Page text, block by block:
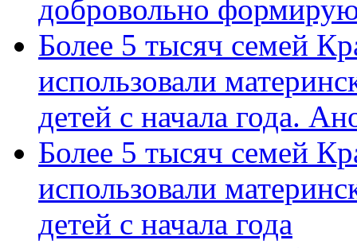
добровольно
Более 5 тысяч семей
использовали
детей с начала года.
Более 5 тысяч семей
использовали
детей с начала года